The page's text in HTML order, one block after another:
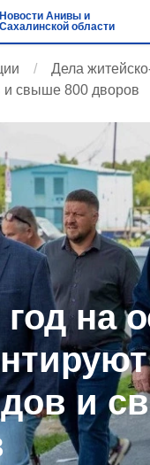
Новости Анивы и
Сахалинской области
Дела
и свыше 800 дворов
год на
и